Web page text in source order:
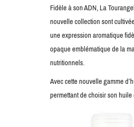
Fidèle à son ADN, La
nouvelle collection sont
une expression aromatique
opaque emblématique de la
nutritionnels.
Avec cette nouvelle gamme
permettant de choisir son